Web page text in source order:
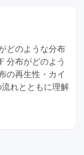
どのような分布
分布がどのよう
の再生性・カイ
れとともに理解